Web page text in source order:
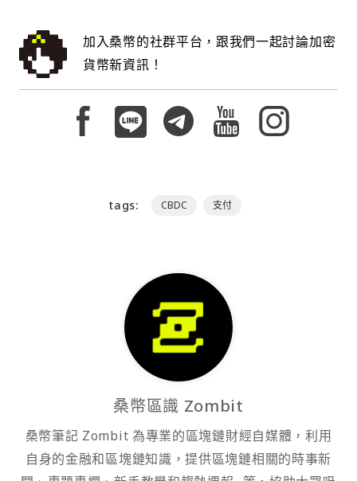
加入桑幣的社群平台，跟我們一起討論加密
貨幣新資訊！
tags: CBDC 支付
桑幣區識 Zombit
桑幣筆記 Zombit 為專業的區塊鏈財經自媒體，利用
自身的金融和區塊鏈知識，提供區塊鏈相關的時事新